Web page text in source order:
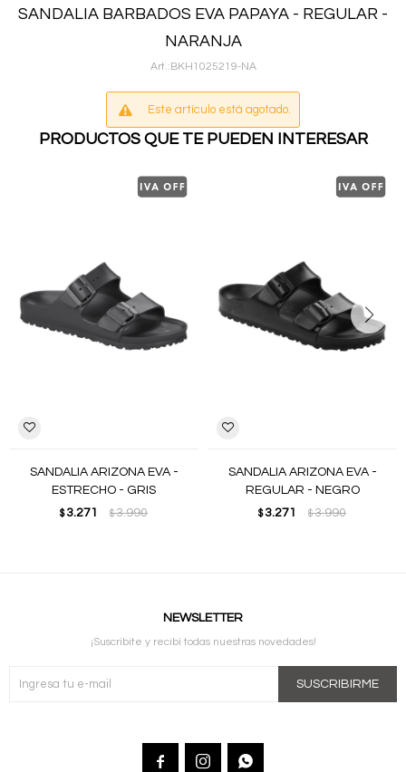
SANDALIA BARBADOS EVA PAPAYA - REGULAR -
NARANJA
BKH1025219-NA
Este artículo está agotado.
PRODUCTOS QUE TE PUEDEN INTERESAR
SANDALIA ARIZONA EVA -
ESTRECHO - GRIS
$3.271 $3.990
SANDALIA ARIZONA EVA -
REGULAR - NEGRO
$3.271 $3.990
NEWSLETTER
¡Suscribite y recibí todas nuestras novedades!
SUSCRIBIRME
  